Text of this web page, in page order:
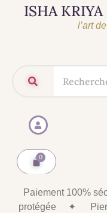
ISHA KRIYA
l’art
Paiement 100%
protégée
✦